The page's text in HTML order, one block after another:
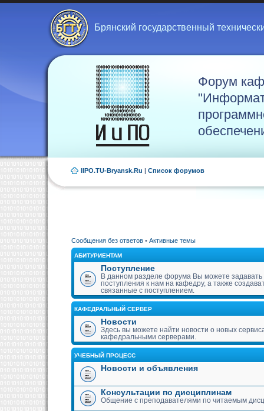
Брянский государственный
Форум
IIPO.TU-Bryansk.Ru | Список форумов
Сообщения без ответов • Активные темы
АБИТУРИЕНТАМ
Поступление
В данном разделе форума Вы можете
поступления к нам на кафедру, а также
связанные с поступлением.
КАФЕДРАЛЬНЫЙ СЕРВЕР
Новости
Здесь вы можете найти новости о новых
кафедральными серверами.
УЧЕБНЫЙ ПРОЦЕСС
Новости и объявления
Консультации по дисциплинам
Общение с преподавателями по читаемым